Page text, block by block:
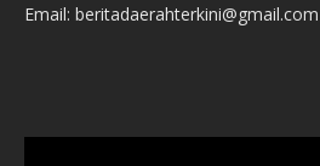
Email: beritadaerahterkini@gmail.com